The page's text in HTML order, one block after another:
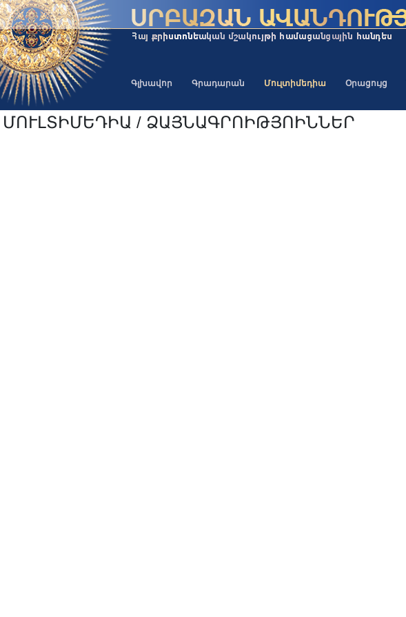
Գլխավոր Գրադարան Մուլտիմեդիա Օրացույց
ՄՈՒԼՏԻՄԵԴԻԱ / ՁԱՅՆԱԳՐՈԻԹՅՈԻՆՆԵՐ